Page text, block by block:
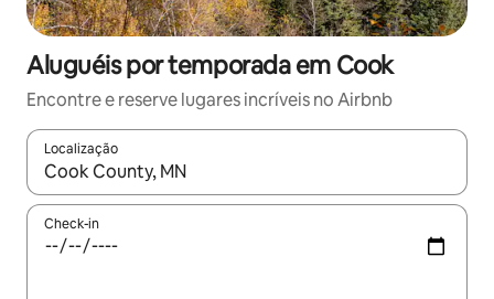
Aluguéis por temporada em Cook
Encontre e reserve lugares incríveis no Airbnb
Localização
Quando os resultados estiverem disponíveis, explore-os
Check-in